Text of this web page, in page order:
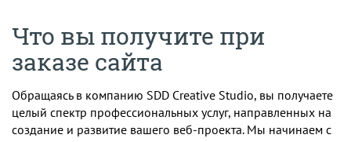
Что вы получите при
заказе сайта
Обращаясь в компанию SDD Creative Studio, вы получаете
целый спектр профессиональных услуг, направленных на
создание и развитие вашего веб-проекта. Мы начинаем с